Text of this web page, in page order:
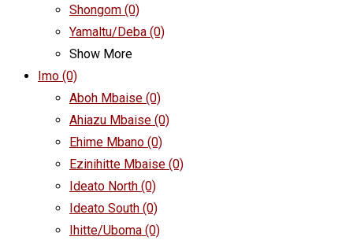
Shongom (0)
Yamaltu/Deba (0)
Show More
Imo (0)
Aboh Mbaise (0)
Ahiazu Mbaise (0)
Ehime Mbano (0)
Ezinihitte Mbaise (0)
Ideato North (0)
Ideato South (0)
Ihitte/Uboma (0)